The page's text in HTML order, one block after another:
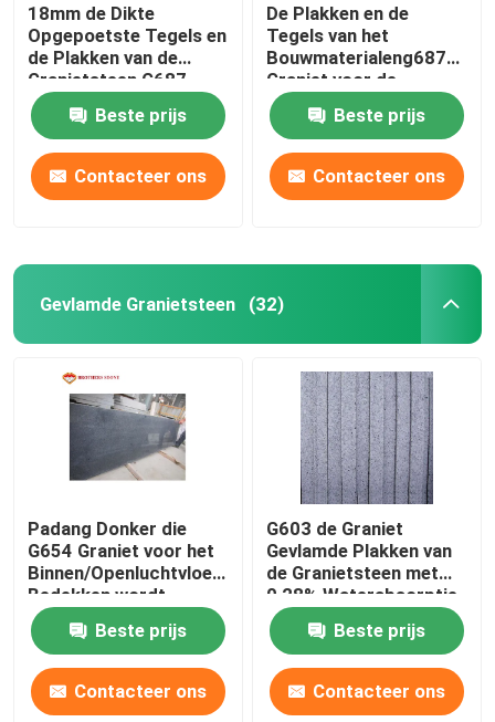
18mm de Dikte
Opgepoetste Tegels en
de Plakken van de
Granietsteen G687
voor Decoratie
Beste prijs
Contacteer ons
De Plakken en de
Tegels van het
Bouwmaterialeng687
Graniet voor de
Tegelsplakken van de
MuurvloerBeste prijs
Contacteer ons
Gevlamde Granietsteen (32)
Padang Donker die
G654 Graniet voor het
Binnen/Openluchtvloer
Bedekken wordt
gevlamd
Beste prijs
Contacteer ons
G603 de Graniet
Gevlamde Plakken van
de Granietsteen met
0,28% Waterabsorptie
Beste prijs
Contacteer ons